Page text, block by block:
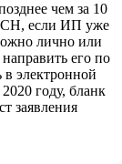
чем за 10
если ИП уже
лично или
его по
электронной
году, бланк
заявления